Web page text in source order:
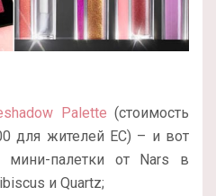
Palette (стоимость
для жителей ЕС) – и вот
мини-палетки от Nars в
и Quartz;